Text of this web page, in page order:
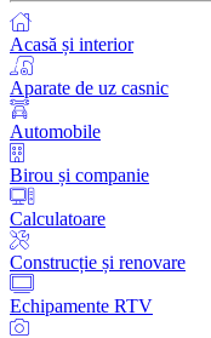
Acasă și interior
Aparate de uz casnic
Automobile
Birou și companie
Calculatoare
Construcție și renovare
Echipamente RTV